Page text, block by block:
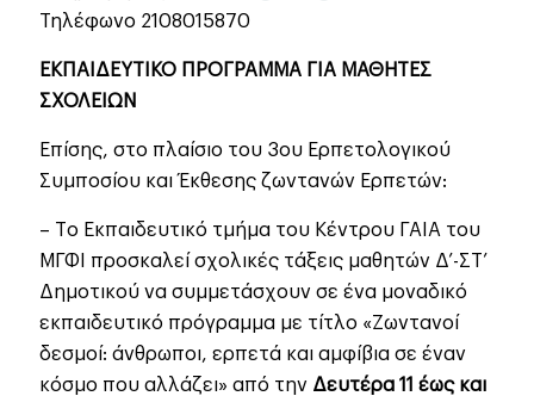
Τηλέφωνο 2108015870
ΕΚΠΑΙΔΕΥΤΙΚΟ ΠΡΟΓΡΑΜΜΑ ΓΙΑ ΜΑΘΗΤΕΣ
ΣΧΟΛΕΙΩΝ
Επίσης, στο πλαίσιο του 3ου Ερπετολογικού
Συμποσίου και Έκθεσης ζωντανών Ερπετών:
– Tο Εκπαιδευτικό τμήμα του Κέντρου ΓΑΙΑ του
ΜΓΦΙ προσκαλεί σχολικές τάξεις μαθητών Δ’-ΣΤ’
Δημοτικού να συμμετάσχουν σε ένα μοναδικό
εκπαιδευτικό πρόγραμμα με τίτλο «Ζωντανοί
δεσμοί: άνθρωποι, ερπετά και αμφίβια σε έναν
κόσμο που αλλάζει» από την Δευτέρα 11 έως και